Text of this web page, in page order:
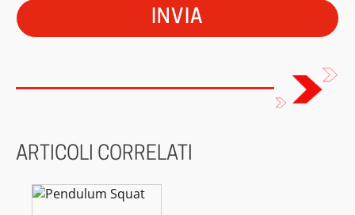
ARTICOLI CORRELATI